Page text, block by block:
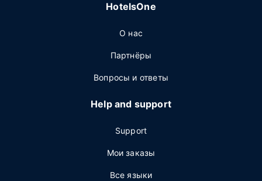
HotelsOne
О нас
Партнёры
Вопросы и ответы
Help and support
Support
Мои заказы
Все языки